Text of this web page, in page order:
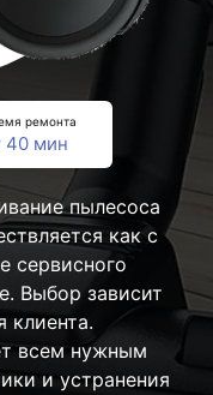
ремонта
40 мин
пылесоса
как с
сервисного
Выбор зависит
клиента.
всем нужным
и устранения